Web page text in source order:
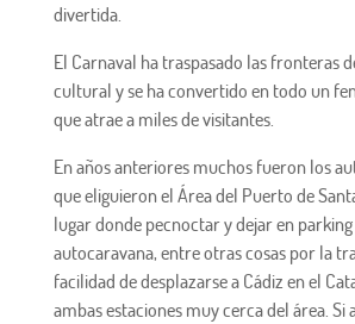
divertida.
El Carnaval ha traspasado las fronteras
cultural y se ha convertido en todo un
que atrae a miles de visitantes.
En años anteriores muchos fueron los
que eliguieron el Área del Puerto de
lugar donde pecnoctar y dejar en
autocaravana, entre otras cosas por la
facilidad de desplazarse a Cádiz en el
ambas estaciones muy cerca del área. Si